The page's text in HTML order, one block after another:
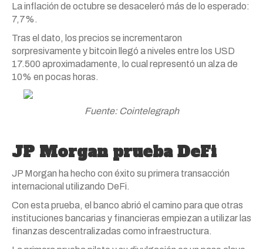
La inflación de octubre se desaceleró más de lo esperado:
7,7%.
Tras el dato, los precios se incrementaron
sorpresivamente y bitcoin llegó a niveles entre los USD
17.500 aproximadamente, lo cual representó un alza de
10% en pocas horas.
Fuente: Cointelegraph
JP Morgan prueba DeFi
JP Morgan ha hecho con éxito su primera transacción
internacional utilizando DeFi.
Con esta prueba, el banco abrió el camino para que otras
instituciones bancarias y financieras empiezan a utilizar las
finanzas descentralizadas como infraestructura.